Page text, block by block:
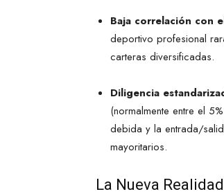
Baja correlación con
deportivo profesional
carteras diversificadas.
Diligencia
(normalmente entre el
debida y la entrada/
mayoritarios.
La Nueva